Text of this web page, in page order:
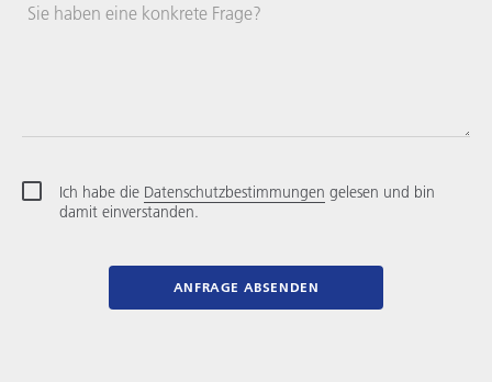
Sie haben eine konkrete Frage?
Ich habe die Datenschutzbestimmungen gelesen und bin
damit einverstanden.
ANFRAGE ABSENDEN